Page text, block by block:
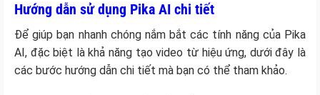
Hướng dẫn sử dụng Pika AI chi tiết
Để giúp bạn nhanh chóng nắm bắt các tính năng của Pika
AI, đặc biệt là khả năng tạo video từ hiệu ứng, dưới đây là
các bước hướng dẫn chi tiết mà bạn có thể tham khảo.